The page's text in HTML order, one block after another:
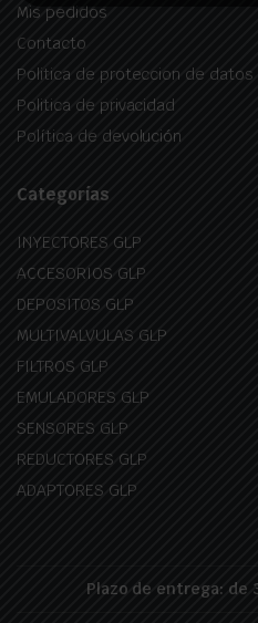
Mis pedidos
Contacto
Politica de proteccion de datos
Politica de privacidad
Política de devolución
Categorías
INYECTORES GLP
ACCESORIOS GLP
DEPOSITOS GLP
MULTIVALVULAS GLP
FILTROS GLP
EMULADORES GLP
SENSORES GLP
REDUCTORES GLP
ADAPTORES GLP
Plazo de entrega: de